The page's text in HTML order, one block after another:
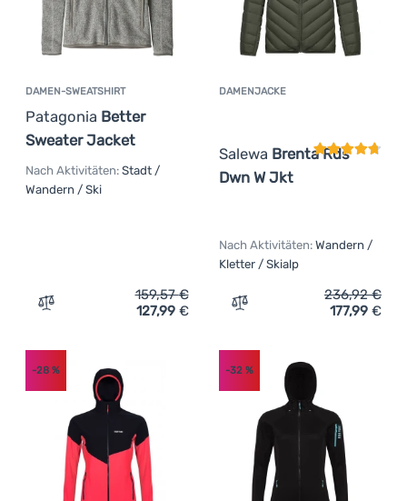
DAMEN-SWEATSHIRT
Patagonia Better
Sweater Jacket
Nach Aktivitäten: Stadt /
Wandern / Ski
Zum Vergleich 'Damen-Sweatshirt Patagonia Better
159,57€
127,99 €
DAMENJACKE
Salewa Brenta Rds
Dwn W Jkt
Nach Aktivitäten: Wandern /
Kletter / Skialp
Zum Vergleich
236,92€
177,99 €
-28 % -32%